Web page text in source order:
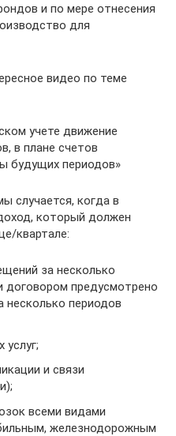
и по мере отнесения
для
видео по теме
учете движение
в плане счетов
будущих периодов»
случается, когда в
который должен
квартале:
за несколько
договором предусмотрено
несколько периодов
и связи
всеми видами
железнодорожным